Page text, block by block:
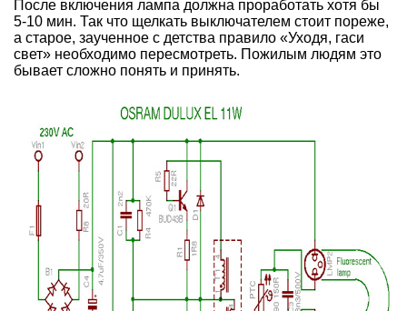
После включения лампа должна проработать хотя бы
5-10 мин. Так что щелкать выключателем стоит пореже,
а старое, заученное с детства правило «Уходя, гаси
свет» необходимо пересмотреть. Пожилым людям это
бывает сложно понять и принять.